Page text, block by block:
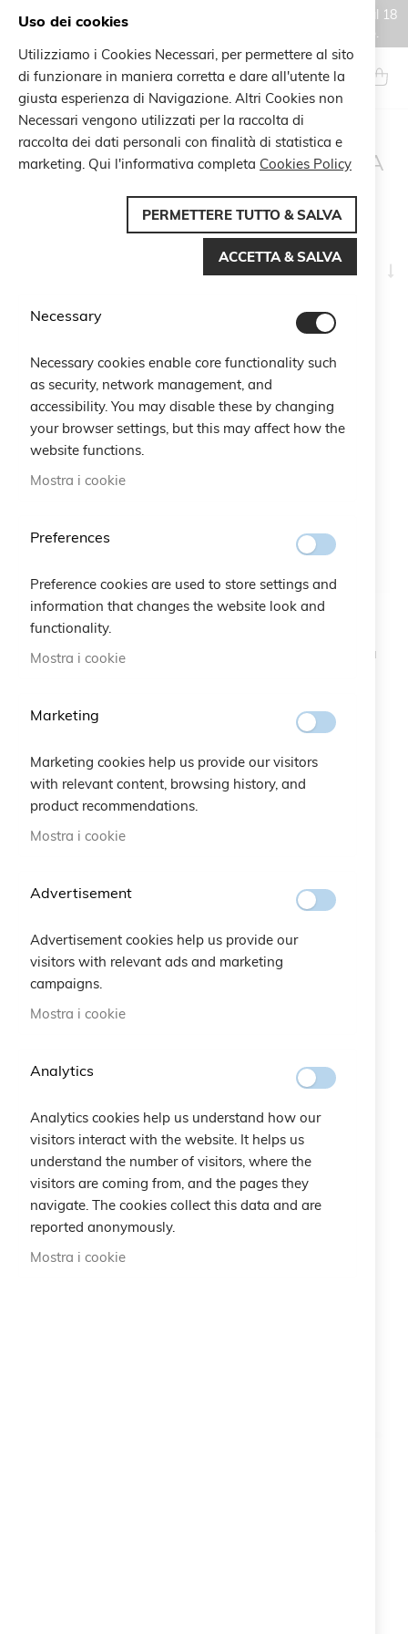
Gli ordini effettuati durante il periodo di chiusura estiva, dal 6 al 18
agosto, saranno processati e spediti a partire dal 19 agosto.
Salta
al
contenuto
Search
RISULTATI DI RICERCA
'ZODIACO+ARIETE'
elementi
Braccialetto Ariete Braccialetto Bilancia
20,00 €
Braccialetto Toro
20,00 €
Uso dei cookies
Utilizziamo i Cookies Necessari, per permettere al sito
di funzionare in maniera corretta e dare all'utente la
giusta esperienza di Navigazione. Altri Cookies non
Necessari vengono utilizzati per la raccolta di
raccolta dei dati personali con finalità di statistica e
marketing. Qui l'informativa completa Cookies Policy
PERMETTERE TUTTO & SALVA
ACCETTA & SALVA
Necessary
Necessary cookies enable core functionality such
as security, network management, and
accessibility. You may disable these by changing
your browser settings, but this may affect how the
website functions.
Mostra i cookie
Preferences
Preference cookies are used to store settings and
information that changes the website look and
functionality.
Mostra i cookie
Marketing
Marketing cookies help us provide our visitors
with relevant content, browsing history, and
product recommendations.
Mostra i cookie
Advertisement
Advertisement cookies help us provide our
visitors with relevant ads and marketing
campaigns.
Mostra i cookie
Analytics
Analytics cookies help us understand how our
visitors interact with the website. It helps us
understand the number of visitors, where the
visitors are coming from, and the pages they
navigate. The cookies collect this data and are
reported anonymously.
Mostra i cookie